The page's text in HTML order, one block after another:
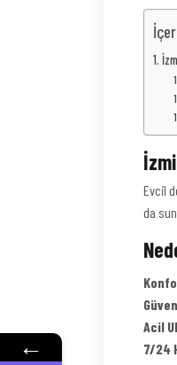
Evcil
da
Acil
7/24
←